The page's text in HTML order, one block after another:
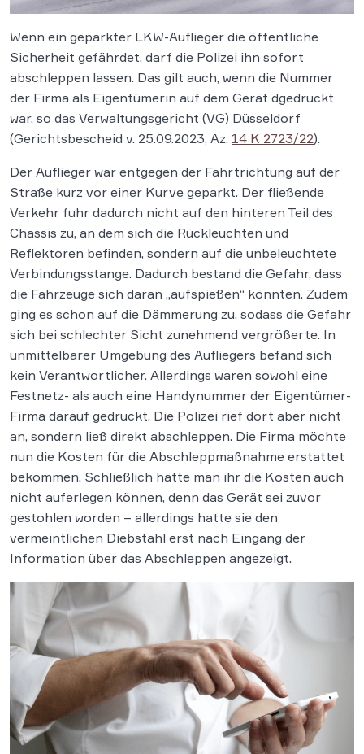
Wenn ein geparkter LKW-Auflieger die öffentliche
Sicherheit gefährdet, darf die Polizei ihn sofort
abschleppen lassen. Das gilt auch, wenn die Nummer
der Firma als Eigentümerin auf dem Gerät dgedruckt
war, so das Verwaltungsgericht (VG) Düsseldorf
(Gerichtsbescheid v. 25.09.2023, Az. 14 K 2723/22).
Der Auflieger war entgegen der Fahrtrichtung auf der
Straße kurz vor einer Kurve geparkt. Der fließende
Verkehr fuhr dadurch nicht auf den hinteren Teil des
Chassis zu, an dem sich die Rückleuchten und
Reflektoren befinden, sondern auf die unbeleuchtete
Verbindungsstange. Dadurch bestand die Gefahr, dass
die Fahrzeuge sich daran „aufspießen“ könnten. Zudem
ging es schon auf die Dämmerung zu, sodass die Gefahr
sich bei schlechter Sicht zunehmend vergrößerte. In
unmittelbarer Umgebung des Aufliegers befand sich
kein Verantwortlicher. Allerdings waren sowohl eine
Festnetz- als auch eine Handynummer der Eigentümer-
Firma darauf gedruckt. Die Polizei rief dort aber nicht
an, sondern ließ direkt abschleppen. Die Firma möchte
nun die Kosten für die Abschleppmaßnahme erstattet
bekommen. Schließlich hätte man ihr die Kosten auch
nicht auferlegen können, denn das Gerät sei zuvor
gestohlen worden – allerdings hatte sie den
vermeintlichen Diebstahl erst nach Eingang der
Information über das Abschleppen angezeigt.